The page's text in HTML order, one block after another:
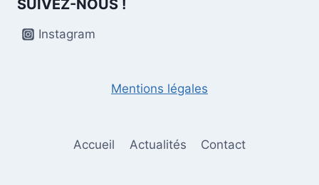
SUIVEZ-NOUS !
Instagram
Mentions légales
Accueil Actualités Contact